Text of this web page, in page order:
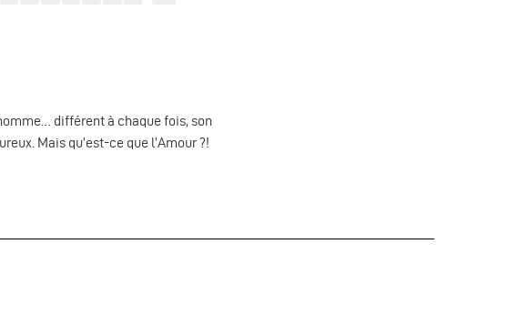
différent à chaque fois, son
Mais qu’est-ce que l’Amour ?!